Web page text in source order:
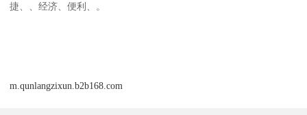
捷、、经济、便利、。
m.qunlangzixun.b2b168.com